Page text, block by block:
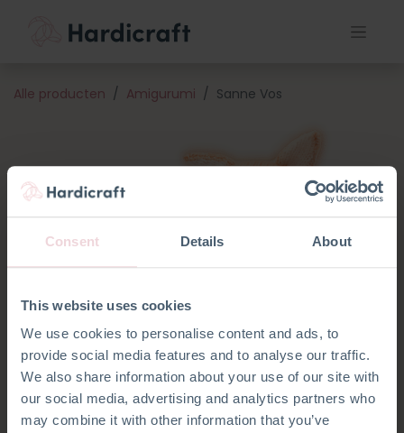
Consent Details About
This website uses cookies
We use cookies to personalise content and ads, to
provide social media features and to analyse our traffic.
We also share information about your use of our site with
our social media, advertising and analytics partners who
may combine it with other information that you’ve
Alle producten Amigurumi Sanne Vos